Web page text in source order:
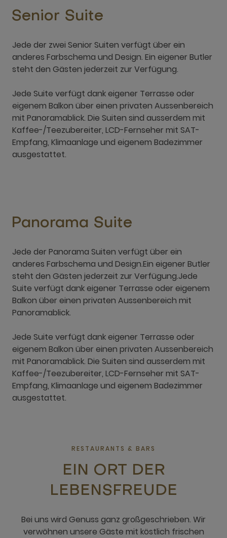
Senior Suite
Jede der zwei Senior Suiten verfügt über ein
anderes Farbschema und Design. Ein eigener Butler
steht den Gästen jederzeit zur Verfügung.
Jede Suite verfügt dank eigener Terrasse oder
eigenem Balkon über einen privaten Aussenbereich
mit Panoramablick. Die Suiten sind ausserdem mit
Kaffee-/Teezubereiter, LCD-Fernseher mit SAT-
Empfang, Klimaanlage und eigenem Badezimmer
ausgestattet.
Panorama Suite
Jede der Panorama Suiten verfügt über ein
anderes Farbschema und Design.Ein eigener Butler
steht den Gästen jederzeit zur Verfügung.Jede
Suite verfügt dank eigener Terrasse oder eigenem
Balkon über einen privaten Aussenbereich mit
Panoramablick.
Jede Suite verfügt dank eigener Terrasse oder
eigenem Balkon über einen privaten Aussenbereich
mit Panoramablick. Die Suiten sind ausserdem mit
Kaffee-/Teezubereiter, LCD-Fernseher mit SAT-
Empfang, Klimaanlage und eigenem Badezimmer
ausgestattet.
RESTAURANTS & BARS
EIN ORT DER
LEBENSFREUDE
Bei uns wird Genuss ganz großgeschrieben. Wir
verwöhnen unsere Gäste mit köstlich frischen